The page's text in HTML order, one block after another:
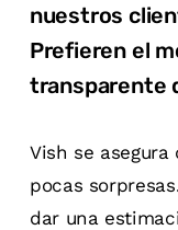
nuestros
Prefieren el
transparente
Vish se
pocas
dar una